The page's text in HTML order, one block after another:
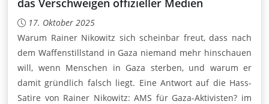
das Verschweigen offizieller Medien
17. Oktober 2025
Warum Rainer Nikowitz sich scheinbar freut, dass nach
dem Waffenstillstand in Gaza niemand mehr hinschauen
will, wenn Menschen in Gaza sterben, und warum er
damit gründlich falsch liegt. Eine Antwort auf die Hass-
Satire von Rainer Nikowitz: AMS für Gaza-Aktivisten? im